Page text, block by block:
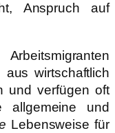
Anspruch auf
aus wirtschaftlich
und verfügen oft
allgemeine und
Lebensweise für